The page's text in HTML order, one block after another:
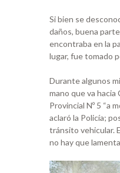
Si bien se
daños, buena
encontraba en la
lugar, fue tomado
Durante algunos
mano que va hacia
Provincial Nº 5 “a
aclaró la Policía;
tránsito vehicular.
no hay que